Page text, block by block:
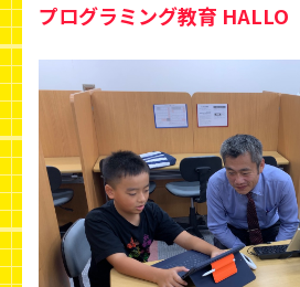
プログラミング教育 HALLO